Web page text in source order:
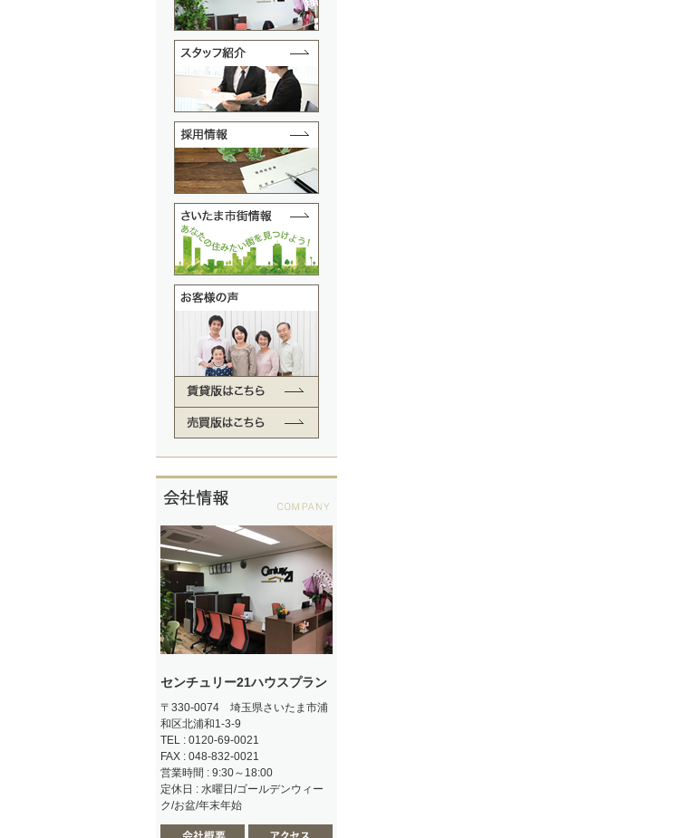
センチュリー21ハウスプラン
〒330-0074 埼玉県さいたま市浦
和区北浦和1-3-9
TEL : 0120-69-0021
FAX : 048-832-0021
営業時間 : 9:30～18:00
定休日 : 水曜日/ゴールデンウィー
ク/お盆/年末年始